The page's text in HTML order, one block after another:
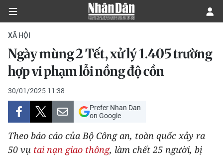
CHÍNH TRỊ
KINH TẾ
VĂN HÓA
XÃ HỘI
XÃ HỘI
Ngày mùng 2 Tết, xử lý 1.405 trường
hợp vi phạm lỗi nồng độ cồn
30/01/2025 11:38
Prefer Nhan Dan
on Google
Theo báo cáo của Bộ Công an, toàn quốc xảy ra
50 vụ tai nạn giao thông, làm chết 25 người, bị